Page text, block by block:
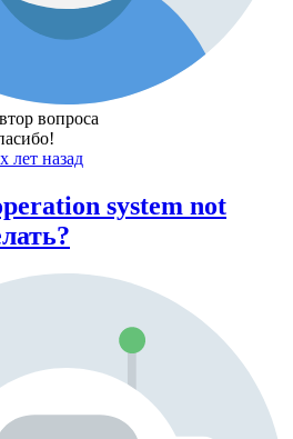
вопроса
лет назад
system not